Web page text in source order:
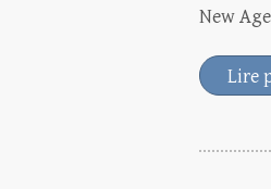
New
Lire